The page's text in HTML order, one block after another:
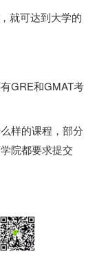
就可达到大学的
GRE和GMAT考
样的课程，部分
院都要求提交